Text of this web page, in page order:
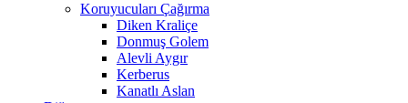
Koruyucuları Çağırma
Diken Kraliçe
Donmuş Golem
Alevli Aygır
Kerberus
Kanatlı Aslan